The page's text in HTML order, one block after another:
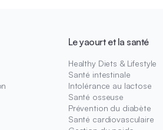
Le yaourt et la santé
Healthy Diets & Lifestyle
Santé intestinale
Intolérance au lactose
Santé osseuse
Prévention du diabète
Santé cardiovasculaire